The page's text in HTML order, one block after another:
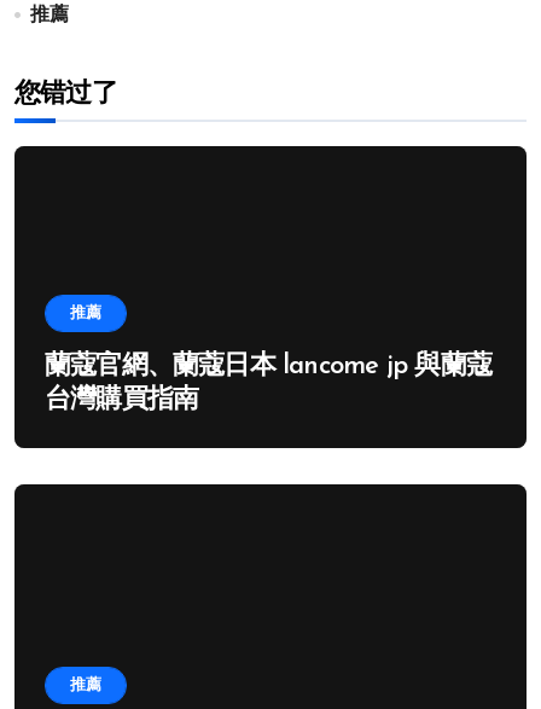
推薦
您错过了
推薦
蘭蔻官網、蘭蔻日本 lancome jp 與蘭蔻
台灣購買指南
推薦